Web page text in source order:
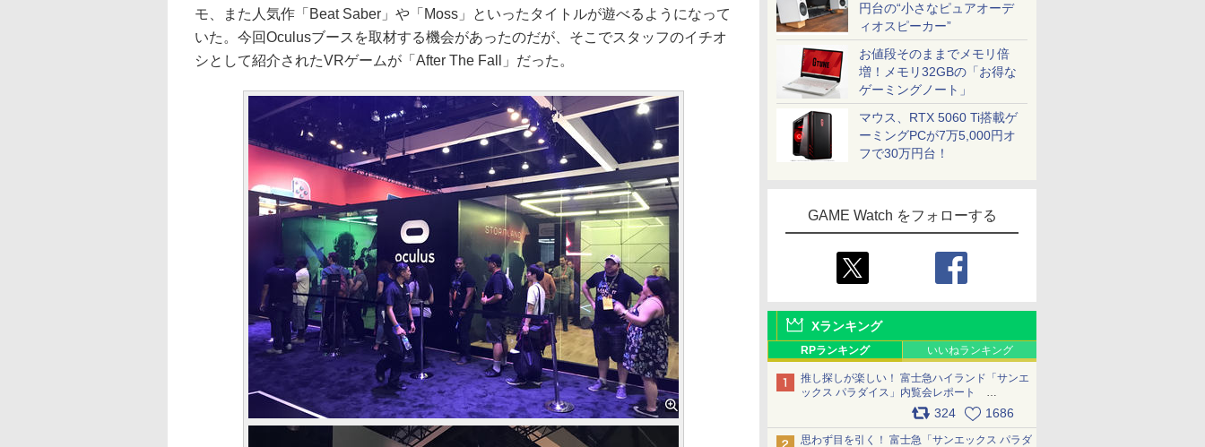
円台の“小さなピュアオーデ
ィオスピーカー”
お値段そのままでメモリ倍
増！メモリ32GBの「お得な
ゲーミングノート」
マウス、RTX 5060 Ti搭載ゲ
ーミングPCが7万5,000円オ
フで30万円台！
GAME Watch をフォローする
Xランキング
RPランキング いいねランキング
推し探しが楽しい！ 富士急ハイランド「サンエ
ックス パラダイス」内覧会レポート
324 1686
思わず目を引く！ 富士急「サンエックス パラダ
モ、また人気作「Beat Saber」や「Moss」といったタイトルが遊べるようになって
いた。今回Oculusブースを取材する機会があったのだが、そこでスタッフのイチオ
シとして紹介されたVRゲームが「After The Fall」だった。